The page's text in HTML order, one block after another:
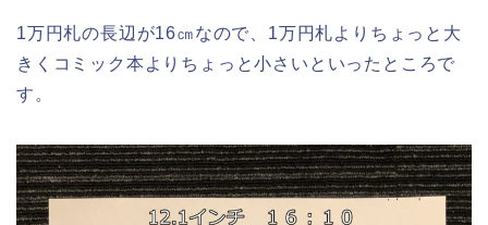
1万円札の長辺が16㎝なので、1万円札よりちょっと大
きくコミック本よりちょっと小さいといったところで
す。